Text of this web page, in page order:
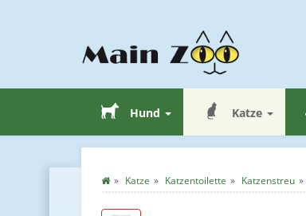
Hund Katze
Katze Katzentoilette Katzenstreu